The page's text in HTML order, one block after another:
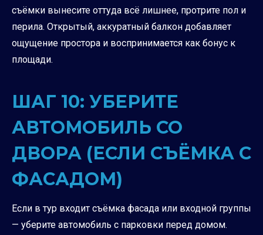
съёмки вынесите оттуда всё лишнее, протрите пол и
перила. Открытый, аккуратный балкон добавляет
ощущение простора и воспринимается как бонус к
площади.
ШАГ 10: УБЕРИТЕ
АВТОМОБИЛЬ СО
ДВОРА (ЕСЛИ СЪЁМКА С
ФАСАДОМ)
Если в тур входит съёмка фасада или входной группы
— уберите автомобиль с парковки перед домом.